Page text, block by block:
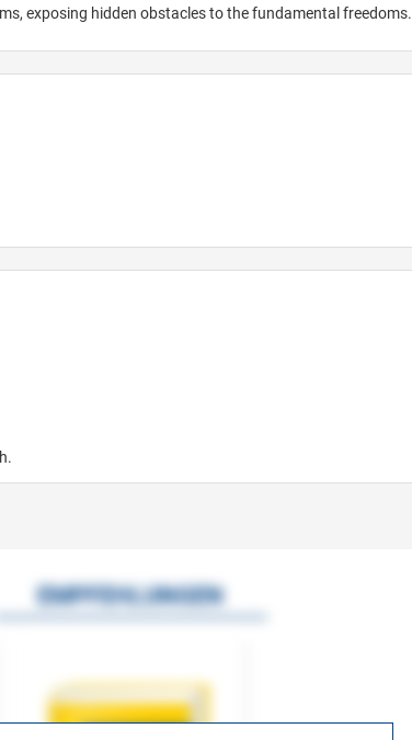
exposing hidden obstacles to the fundamental freedoms.
EMPFEHLUNGEN